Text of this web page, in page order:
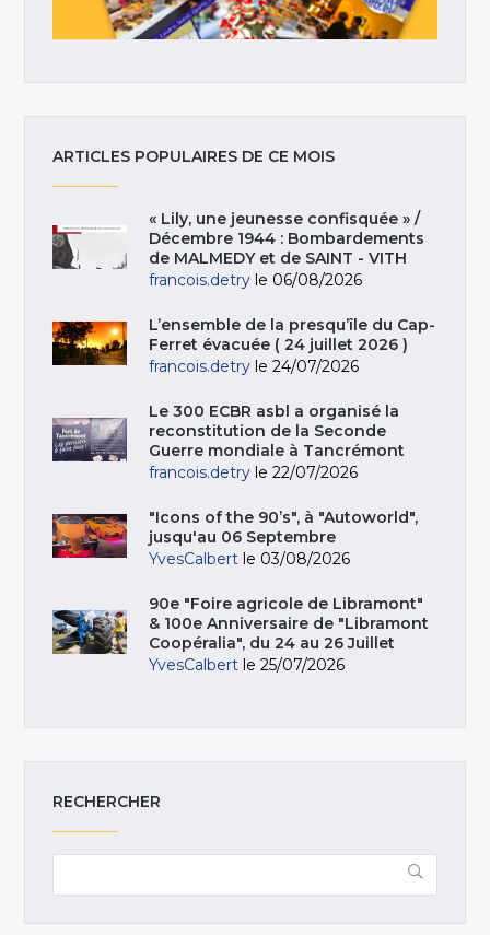
ARTICLES POPULAIRES DE CE MOIS
« Lily, une jeunesse confisquée » /
Décembre 1944 : Bombardements
de MALMEDY et de SAINT - VITH
francois.detry le 06/08/2026
L’ensemble de la presqu’île du Cap-
Ferret évacuée ( 24 juillet 2026 )
francois.detry le 24/07/2026
Le 300 ECBR asbl a organisé la
reconstitution de la Seconde
Guerre mondiale à Tancrémont
francois.detry le 22/07/2026
"Icons of the 90’s", à "Autoworld",
jusqu'au 06 Septembre
YvesCalbert le 03/08/2026
90e "Foire agricole de Libramont"
& 100e Anniversaire de "Libramont
Coopéralia", du 24 au 26 Juillet
YvesCalbert le 25/07/2026
RECHERCHER